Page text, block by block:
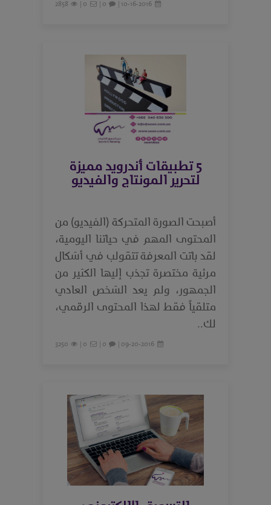
10-16-2016 |
0 |
0 |
2858
5 تطبيقات أندرويد مميزة
لتحرير المونتاج والفيديو
أصبحت الصورة المتحركة (الفيديو) من
المحتوى المهم في حياتنا اليومية،
لقد باتت المعرفة تتقولب في أشكال
مرئية مختصرة تجذب إليها الكثير من
الجمهور، ولم يعد الشخص العادي
متلقياً فقط لهذا المحتوى الرقمي،
لك..
09-20-2016 |
0 |
0 |
3250